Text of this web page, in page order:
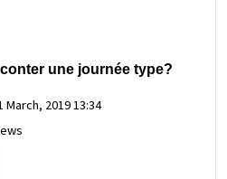
une journée type?
March, 2019 13:34